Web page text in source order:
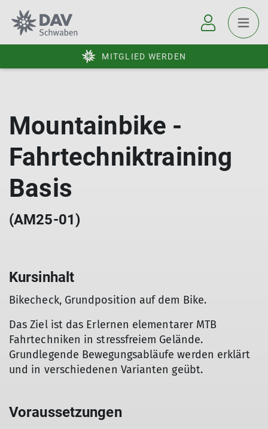
MITGLIED WERDEN
Mountainbike -
Fahrtechniktraining
Basis
(AM25-01)
Kursinhalt
Bikecheck, Grundposition auf dem Bike.
Das Ziel ist das Erlernen elementarer MTB
Fahrtechniken in stressfreiem Gelände.
Grundlegende Bewegungsabläufe werden erklärt
und in verschiedenen Varianten geübt.
Voraussetzungen